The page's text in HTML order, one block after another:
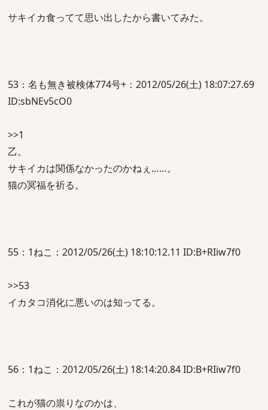
サキイカ食ってて思い出したから書いてみた。
53：名も無き被検体774号+：2012/05/26(土) 18:07:27.69
ID:sbNEv5cO0
>>1
乙。
サキイカは関係なかったのかねぇ……。
猫の冥福を祈る。
55：1ねこ：2012/05/26(土) 18:10:12.11 ID:B+RIiw7f0
>>53
イカタコ消化に悪いのは知ってる。
56：1ねこ：2012/05/26(土) 18:14:20.84 ID:B+RIiw7f0
これが猫の祟りなのかは、